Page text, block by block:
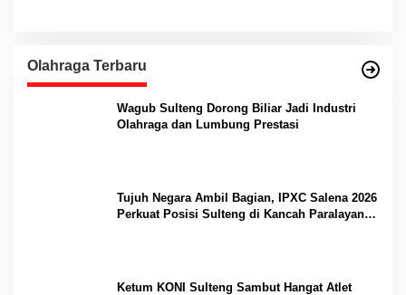
Olahraga Terbaru
Wagub Sulteng Dorong Biliar Jadi Industri
Olahraga dan Lumbung Prestasi
Tujuh Negara Ambil Bagian, IPXC Salena 2026
Perkuat Posisi Sulteng di Kancah Paralayang
Ketum KONI Sulteng Sambut Hangat Atlet